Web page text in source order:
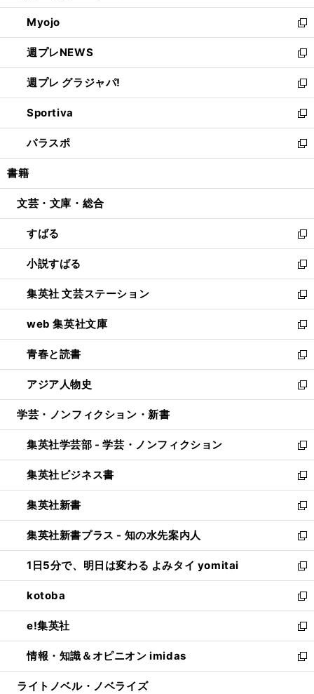
開
く
ウ
で
開
く
ン
ド
ウ
で
開
く
ウ
ィ
ン
ド
ウ
で
開
く
Myojo
新
し
い
ウ
ィ
ン
ド
ウ
で
開
週プレNEWS
新
し
い
ウ
ィ
ン
ド
ウ
開
週プレ グラジャパ!
新
し
い
ウ
ィ
ン
ウ
開
く
Sportiva
新
し
い
ウ
ン
ウ
で
開
く
パラスポ
新
し
ウ
ン
ド
ウ
で
開
く
書籍
文芸・文庫・総合
すばる
新
し
い
ウ
ィ
ン
ド
ウ
で
開
く
小説すばる
新
し
い
ウ
ィ
ン
ド
ウ
で
開
集英社 文芸ステーション
新
し
い
ウ
ィ
ン
ド
ウ
開
く
web 集英社文庫
新
し
い
ウ
ィ
ン
ウ
で
開
く
青春と読書
新
し
い
ウ
ン
ド
ウ
で
開
く
アジア人物史
新
し
ウ
ィ
ン
ド
ウ
で
開
く
学芸・ノンフィクション・新書
集英社学芸部 - 学芸・ノンフィクション
新
し
い
ウ
ィ
ン
ド
ウ
で
開
く
集英社ビジネス書
新
し
い
ウ
ィ
ン
ド
ウ
で
開
く
集英社新書
新
し
い
ウ
ィ
ン
ド
ウ
で
開
く
集英社新書プラス - 知の水先案内人
新
し
い
ウ
ィ
ン
ド
ウ
で
開
1日5分で、明日は変わる よみタイ yomitai
新
し
い
ウ
ィ
ン
ド
ウ
kotoba
新
し
い
ウ
ィ
ン
e!集英社
新
し
い
ウ
情報・知識＆オピニオン imidas
新
し
ライトノベル・ノベライズ